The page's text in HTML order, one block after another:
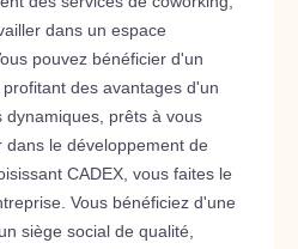
dans un espace
pouvez bénéficier d'un
des avantages d'un
prêts à vous
le développement de
CADEX, vous faites le
Vous bénéficiez d'une
siège social de qualité,